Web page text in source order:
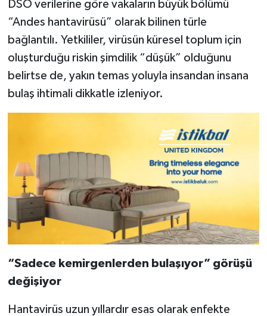
DSÖ verilerine göre vakaların büyük bölümü
“Andes hantavirüsü” olarak bilinen türle
bağlantılı. Yetkililer, virüsün küresel toplum için
oluşturduğu riskin şimdilik “düşük” olduğunu
belirtse de, yakın temas yoluyla insandan insana
bulaş ihtimali dikkatle izleniyor.
“Sadece kemirgenlerden bulaşıyor” görüşü
değişiyor
Hantavirüs uzun yıllardır esas olarak enfekte